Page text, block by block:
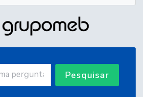
Pesquisar